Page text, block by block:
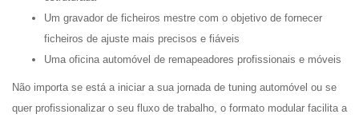
Um gravador de ficheiros mestre com o objetivo de fornecer
ficheiros de ajuste mais precisos e fiáveis
Uma oficina automóvel de remapeadores profissionais e móveis
Não importa se está a iniciar a sua jornada de tuning automóvel ou se
quer profissionalizar o seu fluxo de trabalho, o formato modular facilita a